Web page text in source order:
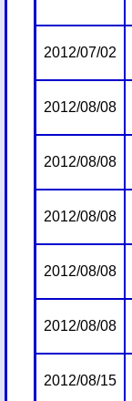
2012/07/02
2012/08/08
2012/08/08
2012/08/08
2012/08/08
2012/08/08
2012/08/15